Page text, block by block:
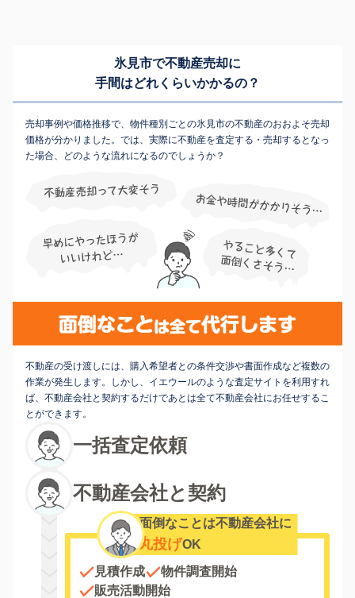
氷見市で不動産売却に
手間はどれくらいかかるの？
売却事例や価格推移で、物件種別ごとの氷見市の不動産のおおよそ売却
価格が分かりました。では、実際に不動産を査定する・売却するとなっ
た場合、どのような流れになるのでしょうか？
不動産の受け渡しには、購入希望者との条件交渉や書面作成など複数の
作業が発生します。しかし、イエウールのような査定サイトを利用すれ
ば、不動産会社と契約するだけであとは全て不動産会社にお任せするこ
とができます。
一括査定依頼
不動産会社と契約
面倒なことは不動産会社に
丸投げOK
見積作成
物件調査開始
販売活動開始